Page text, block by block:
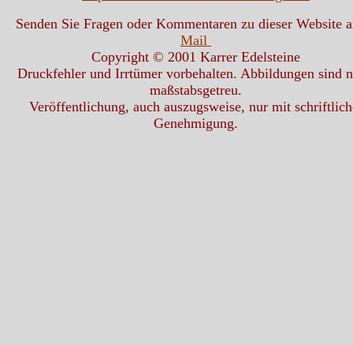
Senden Sie Fragen oder Kommentaren zu dieser Website
Mail
Copyright © 2001 Karrer Edelsteine
Druckfehler und Irrtümer vorbehalten. Abbildungen sind
maßstabsgetreu.
Veröffentlichung, auch auszugsweise, nur mit
Genehmigung.